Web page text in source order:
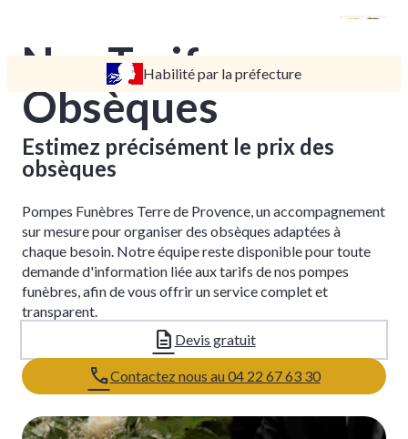
DEVIS
DÉMARCHES
CRÉMATION / INCINÉRATION
ORGANISATION / PRÉPARATION
URGENCE / ASSISTANCE
AGENCES
SAINT-ANDIOL
BARBENTANE
Habilité par la préfecture
Nos Tarifs
Obsèques
Estimez précisément le prix des
obsèques
Pompes Funèbres Terre de Provence, un accompagnement
sur mesure pour organiser des obsèques adaptées à
chaque besoin. Notre équipe reste disponible pour toute
demande d'information liée aux tarifs de nos pompes
funèbres, afin de vous offrir un service complet et
transparent.
Devis gratuit
Contactez nous au 04 22 67 63 30